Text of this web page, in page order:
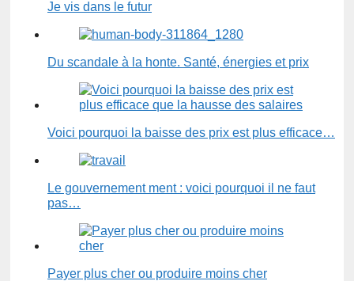
Je vis dans le futur
Du scandale à la honte. Santé, énergies et prix
Voici pourquoi la baisse des prix est plus efficace…
Le gouvernement ment : voici pourquoi il ne faut
pas…
Payer plus cher ou produire moins cher